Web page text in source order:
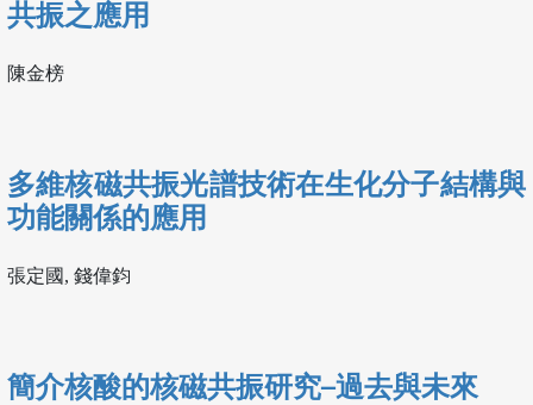
共振之應用
陳金榜
多維核磁共振光譜技術在生化分子結構與
功能關係的應用
張定國, 錢偉鈞
簡介核酸的核磁共振研究─過去與未來